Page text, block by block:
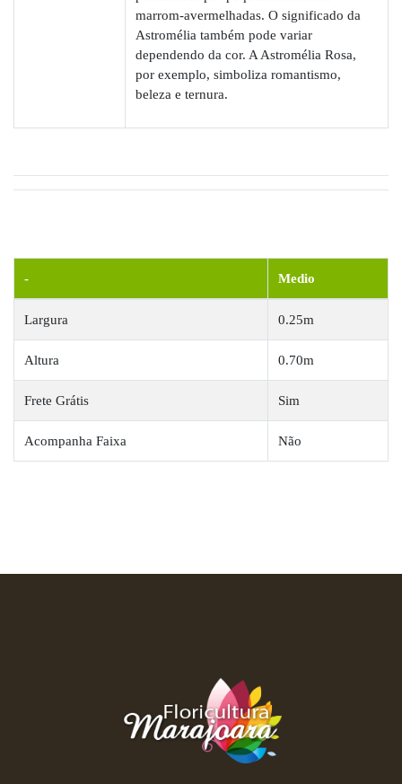
marrom-avermelhadas. O significado da
Astromélia também pode variar
dependendo da cor. A Astromélia Rosa,
por exemplo, simboliza romantismo,
beleza e ternura.
- Medio
Largura 0.25m
Altura 0.70m
Frete Grátis Sim
Acompanha Faixa Não